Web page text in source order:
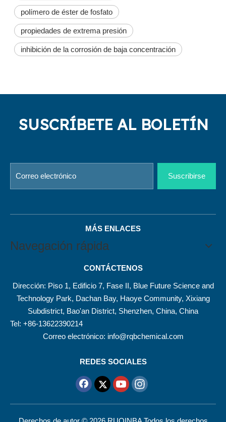
polímero de éster de fosfato
propiedades de extrema presión
inhibición de la corrosión de baja concentración
SUSCRÍBETE AL BOLETÍN
Suscribirse
MÁS ENLACES
Navegación rápida
CONTÁCTENOS
Dirección: Piso 1, Edificio 7, Fase II, Blue Future Science and
Technology Park, Dachan Bay, Haoye Community, Xixiang
Subdistrict, Bao'an District, Shenzhen, China, China
Tel: +86-13622390214
Correo electrónico: info@rqbchemical.com
REDES SOCIALES